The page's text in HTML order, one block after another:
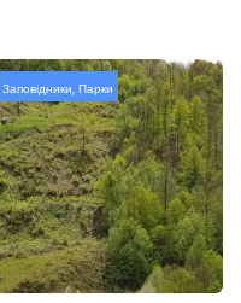
Заповідники, Парки